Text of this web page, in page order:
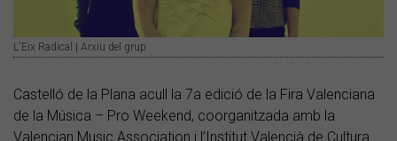
L'Eix Radical | Arxiu del grup
Castelló de la Plana acull la 7a edició de la Fira Valenciana
de la Música – Pro Weekend, coorganitzada amb la
Valencian Music Association i l’Institut Valencià de Cultura.